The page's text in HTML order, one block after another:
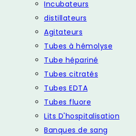
Incubateurs
distillateurs
Agitateurs
Tubes à hémolyse
Tube hépariné
Tubes citratés
Tubes EDTA
Tubes fluore
Lits D'hospitalisation
Banques de sang